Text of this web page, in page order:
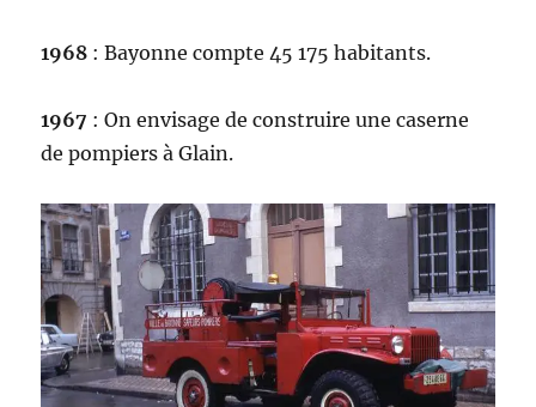
1968 : Bayonne compte 45 175 habitants.
1967 : On envisage de construire une caserne
de pompiers à Glain.